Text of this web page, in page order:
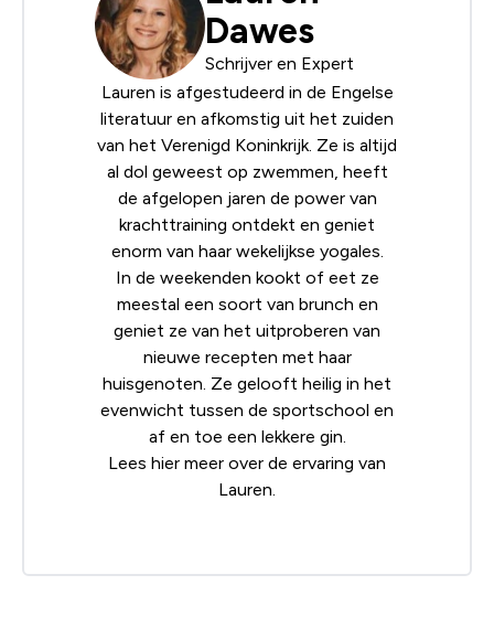
Dawes
Schrijver en Expert
Lauren is afgestudeerd in de Engelse
literatuur en afkomstig uit het zuiden
van het Verenigd Koninkrijk. Ze is altijd
al dol geweest op zwemmen, heeft
de afgelopen jaren de power van
krachttraining ontdekt en geniet
enorm van haar wekelijkse yogales.
In de weekenden kookt of eet ze
meestal een soort van brunch en
geniet ze van het uitproberen van
nieuwe recepten met haar
huisgenoten. Ze gelooft heilig in het
evenwicht tussen de sportschool en
af en toe een lekkere gin.
Lees hier meer over de ervaring van
Lauren.